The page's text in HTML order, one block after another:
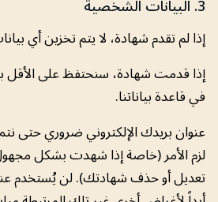
3. البيانات الشخصية
إذا لم تقدم شهادة، لا يتم تخزين أي
إذا قدمت شهادة، سنحتفظ على الأقل
في قاعدة بياناتنا.
عنوان بريدك الإلكتروني ضروري حتى
لزم الأمر (خاصة إذا شهدت بشكل
تعديل أو حذف شهادتك). لن يُستخدم